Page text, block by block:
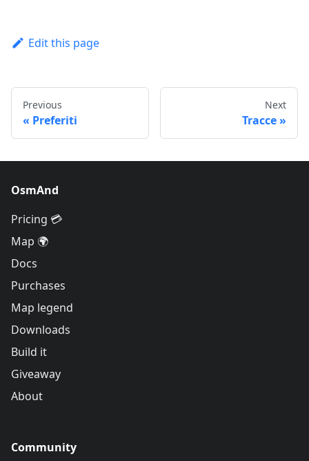
Edit this page
Previous
Preferiti
Next
Tracce
OsmAnd
Pricing 💳
Map 🌍
Docs
Purchases
Map legend
Downloads
Build it
Giveaway
About
Community